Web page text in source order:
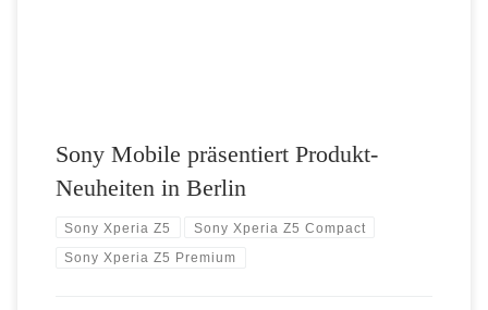
Sony Mobile präsentiert Produkt-
Neuheiten in Berlin
Sony Xperia Z5 Sony Xperia Z5 Compact
Sony Xperia Z5 Premium